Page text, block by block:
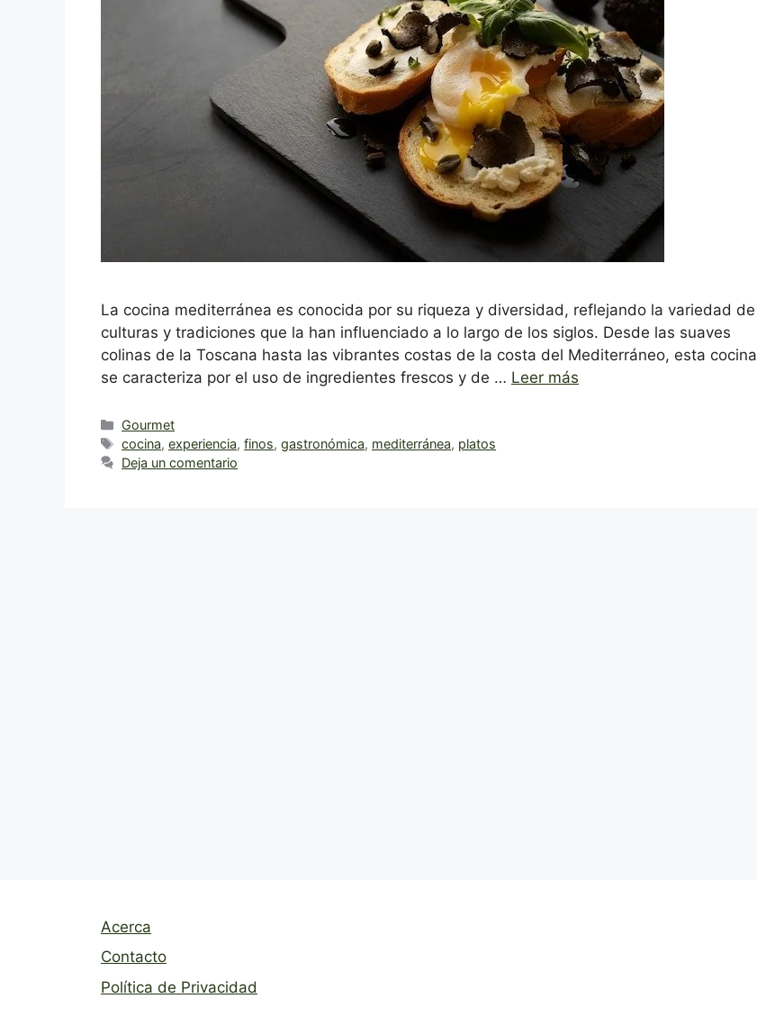
La cocina mediterránea es conocida por su riqueza y diversidad, reflejando la variedad de
culturas y tradiciones que la han influenciado a lo largo de los siglos. Desde las suaves
colinas de la Toscana hasta las vibrantes costas de la costa del Mediterráneo, esta cocina
se caracteriza por el uso de ingredientes frescos y de … Leer más
Categorías
Gourmet
Etiquetas
cocina,experiencia,finos,gastronómica, mediterránea, platos
Deja un comentario
Acerca
Contacto
Política de Privacidad